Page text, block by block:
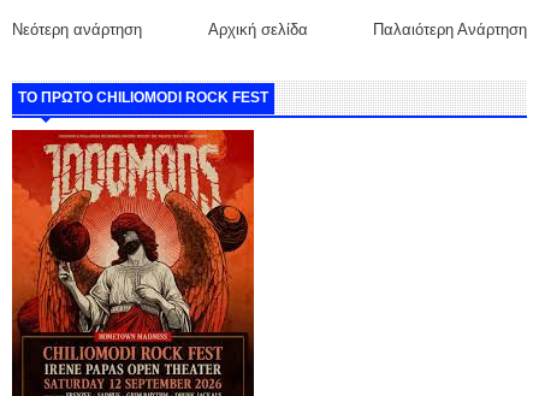
Νεότερη ανάρτηση Παλαιότερη Ανάρτηση
Αρχική σελίδα
ΤΟ ΠΡΩΤΟ CHILIOMODI ROCK FEST